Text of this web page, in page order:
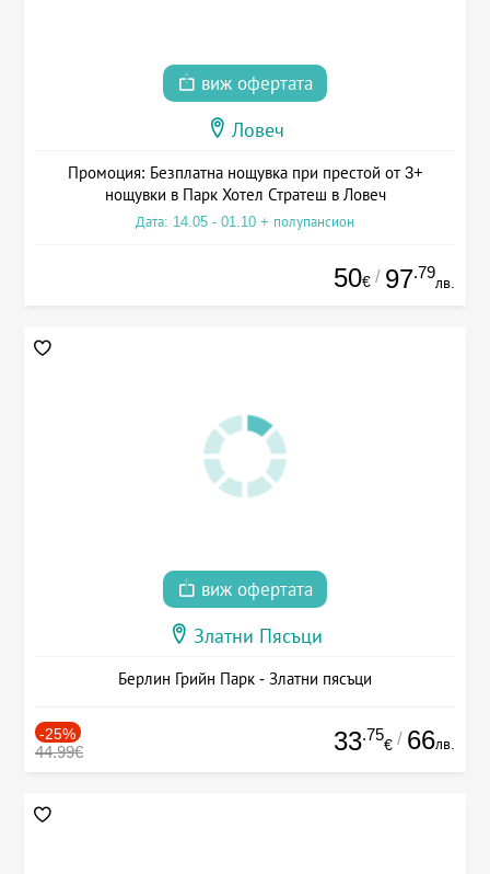
виж офертата
Ловеч
Промоция: Безплатна нощувка при престой от 3+
нощувки в Парк Хотел Стратеш в Ловеч
Дата: 14.05 - 01.10 + полупансион
50€ / 97.79
лв.
виж офертата
Златни Пясъци
Берлин Грийн Парк - Златни пясъци
-25%
44.99€ 33.75
€ / 66лв.